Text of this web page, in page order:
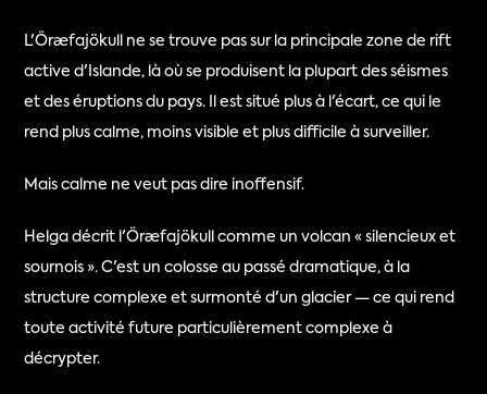
L'Öræfajökull ne se trouve pas sur la principale zone de rift
active d'Islande, là où se produisent la plupart des séismes
et des éruptions du pays. Il est situé plus à l'écart, ce qui le
rend plus calme, moins visible et plus difficile à surveiller.
Mais calme ne veut pas dire inoffensif.
Helga décrit l'Öræfajökull comme un volcan « silencieux et
sournois ». C'est un colosse au passé dramatique, à la
structure complexe et surmonté d'un glacier — ce qui rend
toute activité future particulièrement complexe à
décrypter.